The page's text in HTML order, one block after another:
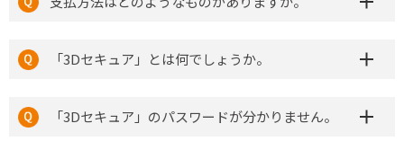
「3Dセキュア」とは何でしょうか。
「3Dセキュア」のパスワードが分かりません。